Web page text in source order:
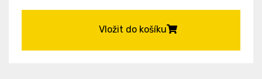
Vložit do košíku